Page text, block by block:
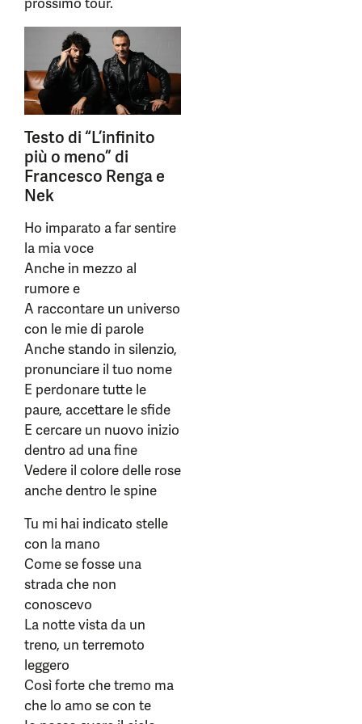
Testo di “L’infinito
più o meno” di
Francesco Renga e
Nek
Ho imparato a far sentire
la mia voce
Anche in mezzo al
rumore e
A raccontare un universo
con le mie di parole
Anche stando in silenzio,
pronunciare il tuo nome
E perdonare tutte le
paure, accettare le sfide
E cercare un nuovo inizio
dentro ad una fine
Vedere il colore delle rose
anche dentro le spine
Tu mi hai indicato stelle
con la mano
Come se fosse una
strada che non
conoscevo
La notte vista da un
treno, un terremoto
leggero
Così forte che tremo ma
che lo amo se con te